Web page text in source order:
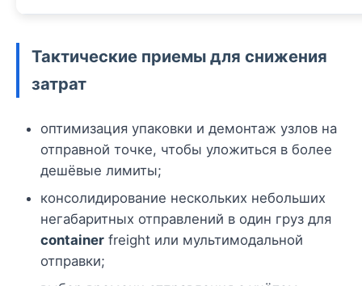
Тактические приемы для снижения
затрат
оптимизация упаковки и демонтаж узлов на
отправной точке, чтобы уложиться в более
дешёвые лимиты;
консолидирование нескольких небольших
негабаритных отправлений в один груз для
container freight или мультимодальной
отправки;